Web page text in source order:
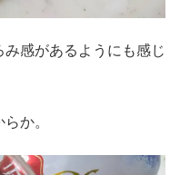
感があるようにも感じ
か。